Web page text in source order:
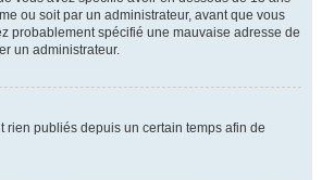
ou soit par un administrateur, avant que vous
probablement spécifié une mauvaise adresse de
un administrateur.
rien publiés depuis un certain temps afin de